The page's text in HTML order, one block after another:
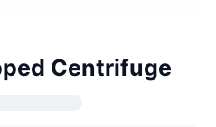
Centrifuge